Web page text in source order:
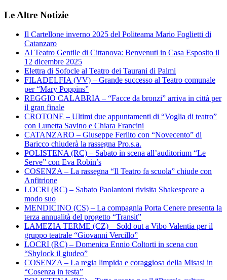
Le Altre Notizie
Il Cartellone inverno 2025 del Politeama Mario Foglietti di
Catanzaro
Al Teatro Gentile di Cittanova: Benvenuti in Casa Esposito il
12 dicembre 2025
Elettra di Sofocle al Teatro dei Taurani di Palmi
FILADELFIA (VV) – Grande successo al Teatro comunale
per “Mary Poppins”
REGGIO CALABRIA – “Facce da bronzi” arriva in città per
il gran finale
CROTONE – Ultimi due appuntamenti di “Voglia di teatro”
con Lunetta Savino e Chiara Francini
CATANZARO – Giuseppe Ferlito con “Novecento” di
Baricco chiuderà la rassegna Pro.s.a.
POLISTENA (RC) – Sabato in scena all’auditorium “Le
Serve” con Eva Robin’s
COSENZA – La rassegna “Il Teatro fa scuola” chiude con
Anfitrione
LOCRI (RC) – Sabato Paolantoni rivisita Shakespeare a
modo suo
MENDICINO (CS) – La compagnia Porta Cenere presenta la
terza annualità del progetto “Transit”
LAMEZIA TERME (CZ) – Sold out a Vibo Valentia per il
gruppo teatrale “Giovanni Vercillo”
LOCRI (RC) – Domenica Ennio Coltorti in scena con
“Shylock il giudeo”
COSENZA – La regia limpida e coraggiosa della Misasi in
“Cosenza in testa”